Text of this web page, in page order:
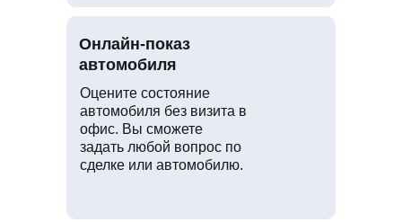
Оцените состояние
автомобиля без визита в
офис. Вы сможете
задать любой вопрос по
сделке или автомобилю.
Онлайн-показ
автомобиля